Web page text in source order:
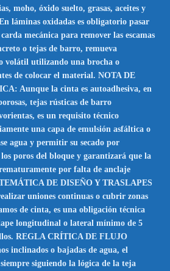
moho, óxido suelto, grasas, aceites y
láminas oxidadas es obligatorio pasar
mecánica para remover las escamas
o tejas de barro, remueva
volátil utilizando una brocha o
de colocar el material. NOTA DE
Aunque la cinta es autoadhesiva, en
tejas rústicas de barro
es un requisito técnico
una capa de emulsión asfáltica o
agua y permitir su secado por
poros del bloque y garantizará que la
por falta de anclaje
DE DISEÑO Y TRASLAPES
uniones continuas o cubrir zonas
de cinta, es una obligación técnica
longitudinal o lateral mínimo de 5
REGLA CRÍTICA DE FLUJO
inclinados o bajadas de agua, el
siguiendo la lógica de la teja